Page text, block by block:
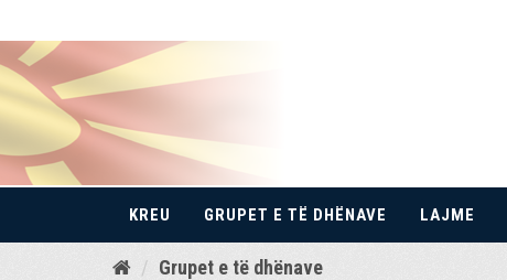
Kalo
KREU GRUPET E TË DHËNAVE LAJME
Grupet e të dhënave